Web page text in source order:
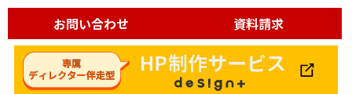
お問い合わせ 資料請求